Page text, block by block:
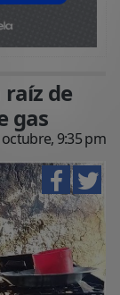
de
gas
octubre, 9:35 pm